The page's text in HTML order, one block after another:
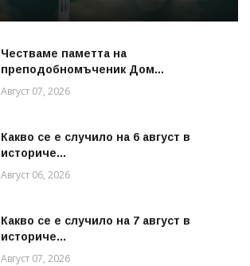
Честваме паметта на
преподобномъченик Дом...
Август 07, 2026
Какво се е случило на 6 август в
историче...
Август 06, 2026
Какво се е случило на 7 август в
историче...
Август 07, 2026